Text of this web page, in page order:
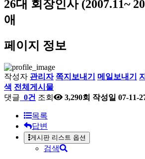
26대 회장인사 (2007.11~
애
페이지 정보
작성자 관리자 쪽지보내기 메일보내기
색 전체게시물
댓글 0건 조회 3,290회 작성일 07-11-
목록
답변
게시판 리스트 옵션
검색